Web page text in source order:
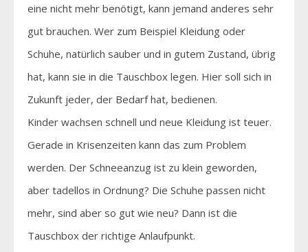
eine nicht mehr benötigt, kann jemand anderes sehr
gut brauchen. Wer zum Beispiel Kleidung oder
Schuhe, natürlich sauber und in gutem Zustand, übrig
hat, kann sie in die Tauschbox legen. Hier soll sich in
Zukunft jeder, der Bedarf hat, bedienen.
Kinder wachsen schnell und neue Kleidung ist teuer.
Gerade in Krisenzeiten kann das zum Problem
werden. Der Schneeanzug ist zu klein geworden,
aber tadellos in Ordnung? Die Schuhe passen nicht
mehr, sind aber so gut wie neu? Dann ist die
Tauschbox der richtige Anlaufpunkt.